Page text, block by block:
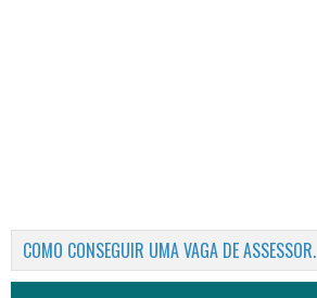
COMO CONSEGUIR UMA VAGA DE ASSESSOR.